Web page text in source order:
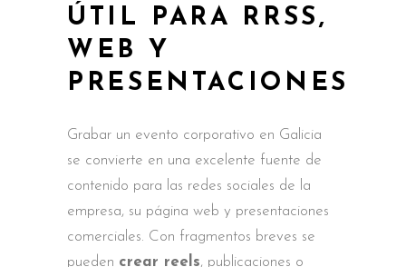
ÚTIL PARA RRSS,
WEB Y
PRESENTACIONES
Grabar un evento corporativo en Galicia
se convierte en una excelente fuente de
contenido para las redes sociales de la
empresa, su página web y presentaciones
comerciales. Con fragmentos breves se
pueden crear reels, publicaciones o